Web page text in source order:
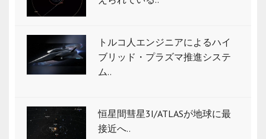
トルコ人エンジニアによるハイ
ブリッド・プラズマ推進システ
ム..
恒星間彗星3I/ATLASが地球に最
接近へ..